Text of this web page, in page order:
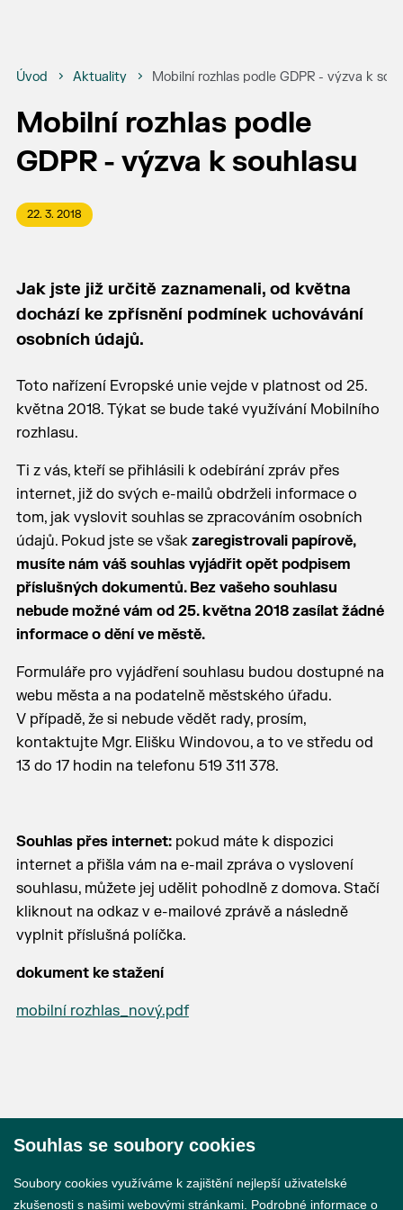
Úvod Aktuality Mobilní rozhlas podle GDPR - výzva k
Mobilní rozhlas podle
GDPR - výzva k souhlasu
22. 3. 2018
Jak jste již určitě zaznamenali, od května
dochází ke zpřísnění podmínek uchovávání
osobních údajů.
Toto nařízení Evropské unie vejde v platnost od 25.
května 2018. Týkat se bude také využívání Mobilního
rozhlasu.
Ti z vás, kteří se přihlásili k odebírání zpráv přes
internet, již do svých e-mailů obdrželi informace o
tom, jak vyslovit souhlas se zpracováním osobních
údajů. Pokud jste se však zaregistrovali papírově,
musíte nám váš souhlas vyjádřit opět podpisem
příslušných dokumentů. Bez vašeho souhlasu
nebude možné vám od 25. května 2018 zasílat žádné
informace o dění ve městě.
Formuláře pro vyjádření souhlasu budou dostupné na
webu města a na podatelně městského úřadu.
V případě, že si nebude vědět rady, prosím,
kontaktujte Mgr. Elišku Windovou, a to ve středu od
13 do 17 hodin na telefonu 519 311 378.
Souhlas přes internet:pokud máte k dispozici
internet a přišla vám na e-mail zpráva o vyslovení
souhlasu, můžete jej udělit pohodlně z domova. Stačí
kliknout na odkaz v e-mailové zprávě a následně
vyplnit příslušná políčka.
dokument ke stažení
mobilní rozhlas_nový.pdf
Souhlas se soubory cookies
Soubory cookies využíváme k zajištění nejlepší uživatelské
zkušenosti s našimi webovými stránkami. Podrobné informace o